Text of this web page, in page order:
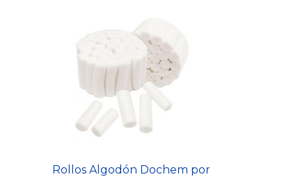
Rollos Algodón Dochem por